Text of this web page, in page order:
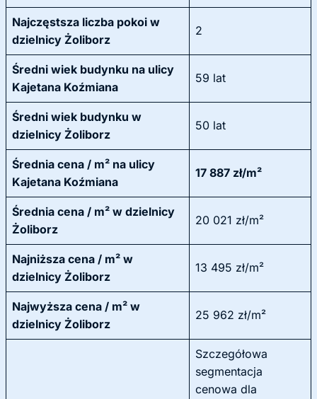
Najczęstsza liczba pokoi w
dzielnicy Żoliborz
2
Średni wiek budynku na ulicy
Kajetana Koźmiana
59 lat
Średni wiek budynku w
dzielnicy Żoliborz
50 lat
Średnia cena / m² na ulicy
Kajetana Koźmiana
17 887 zł/m²
Średnia cena / m² w dzielnicy
Żoliborz
20 021 zł/m²
Najniższa cena / m² w
dzielnicy Żoliborz
13 495 zł/m²
Najwyższa cena / m² w
dzielnicy Żoliborz
25 962 zł/m²
Szczegółowa
segmentacja
cenowa dla